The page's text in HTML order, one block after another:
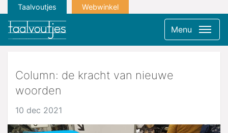
Taalvoutjes Webwinkel
Menu
Column: de kracht van nieuwe
woorden
10 dec 2021